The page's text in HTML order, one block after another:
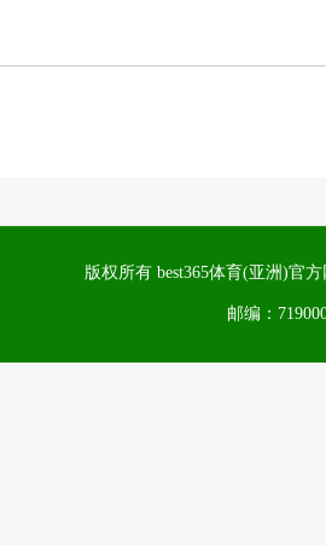
版权所有 best365体育(亚洲)官
邮编：